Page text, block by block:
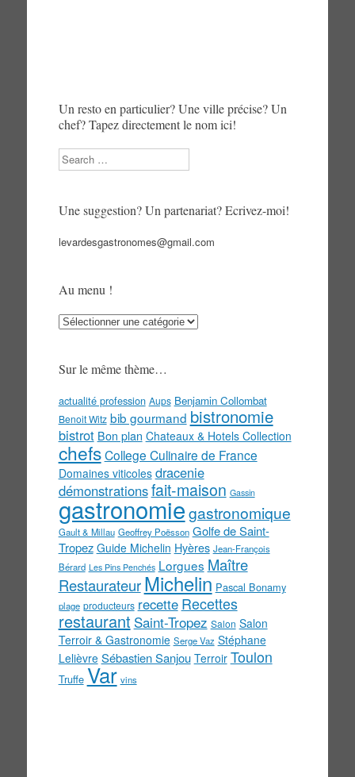
Un resto en particulier? Une ville précise? Un
chef? Tapez directement le nom ici!
Search
Une suggestion? Un partenariat? Ecrivez-moi!
levardesgastronomes@gmail.com
Au menu !
Au
Sur le même thème…
actualité profession Aups Benjamin Collombat
Benoit Witz bib gourmand bistronomie
bistrot Bon plan Chateaux & Hotels Collection
chefs College Culinaire de France
Domaines viticoles dracenie
démonstrationsfait-maison Gassin
gastronomiegastronomique
Gault & Millau Geoffrey Poësson Golfe de Saint-
Tropez Guide Michelin Hyères Jean-François
Bérard Les Pins Penchés Lorgues Maître
Restaurateur Michelin Pascal Bonamy
plage producteurs recette Recettes
restaurant Saint-Tropez Salon Salon
Terroir & Gastronomie Serge Vaz Stéphane
Lelièvre Sébastien Sanjou Terroir Toulon
Truffe Var vins